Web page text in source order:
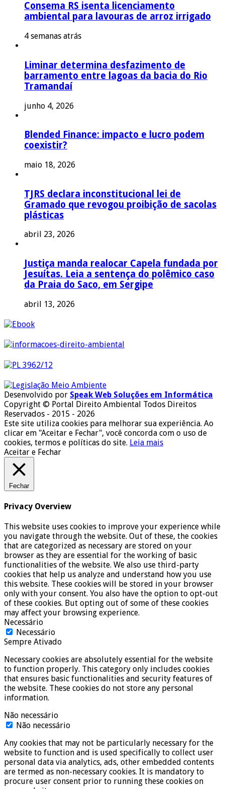
Consema RS isenta licenciamento
ambiental para lavouras de arroz irrigado
4 semanas atrás
Liminar determina desfazimento de
barramento entre lagoas da bacia do Rio
Tramandaí
junho 4, 2026
Blended Finance: impacto e lucro podem
coexistir?
maio 18, 2026
TJRS declara inconstitucional lei de
Gramado que revogou proibição de sacolas
plásticas
abril 23, 2026
Justiça manda realocar Capela fundada por
Jesuítas. Leia a sentença do polêmico caso
da Praia do Saco, em Sergipe
abril 13, 2026
Desenvolvido por Speak Web Soluções em Informática
Copyright © Portal Direito Ambiental Todos Direitos
Reservados - 2015 - 2026
Este site utiliza cookies para melhorar sua experiência. Ao
clicar em "Aceitar e Fechar", você concorda com o uso de
cookies, termos e políticas do site. Leia mais
Aceitar e Fechar
Fechar
Privacy Overview
This website uses cookies to improve your experience while
you navigate through the website. Out of these, the cookies
that are categorized as necessary are stored on your
browser as they are essential for the working of basic
functionalities of the website. We also use third-party
cookies that help us analyze and understand how you use
this website. These cookies will be stored in your browser
only with your consent. You also have the option to opt-out
of these cookies. But opting out of some of these cookies
may affect your browsing experience.
Necessário
Necessário
Sempre Ativado
Necessary cookies are absolutely essential for the website
to function properly. This category only includes cookies
that ensures basic functionalities and security features of
the website. These cookies do not store any personal
information.
Não necessário
Não necessário
Any cookies that may not be particularly necessary for the
website to function and is used specifically to collect user
personal data via analytics, ads, other embedded contents
are termed as non-necessary cookies. It is mandatory to
procure user consent prior to running these cookies on